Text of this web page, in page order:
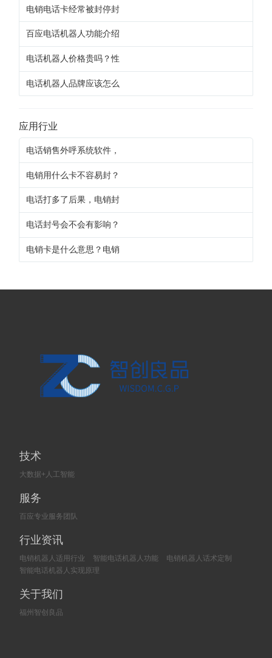
电销电话卡经常被封停封
百应电话机器人功能介绍
电话机器人价格贵吗？性
电话机器人品牌应该怎么
应用行业
电话销售外呼系统软件，
电销用什么卡不容易封？
电话打多了后果，电销封
电话封号会不会有影响？
电销卡是什么意思？电销
技术
大数据+人工智能
服务
百应专业服务团队
行业资讯
电销机器人适用行业 智能电话机器人功能
电销机器人话术定制
智能电话机器人实现原理
关于我们
福州智创良品